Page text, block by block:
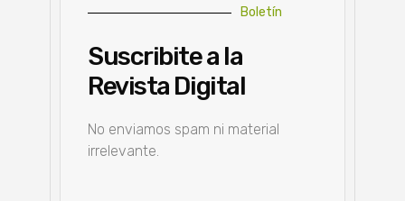
Boletín
Suscribite a la
Revista Digital
No enviamos spam ni material
irrelevante.